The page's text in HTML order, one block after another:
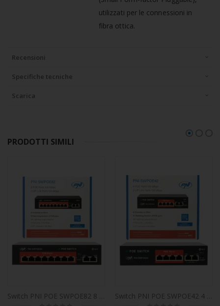
utilizzati per le connessioni in
fibra ottica.
Recensioni
Specifiche tecniche
Scarica
PRODOTTI SIMILI